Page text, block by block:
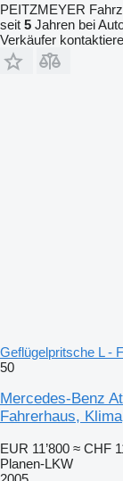
PEITZMEYER
seit 5 Jahren bei
Verkäufer
Geflügelpritsche L -
50
Mercedes-Benz
Fahrerhaus,
EUR 11’800 ≈ CHF
Planen-LKW